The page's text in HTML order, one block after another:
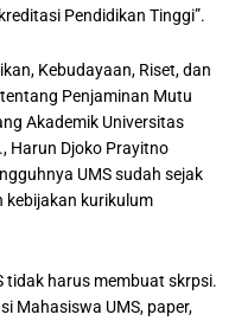
Pendidikan Tinggi”.
Kebudayaan, Riset, dan
Penjaminan Mutu
Akademik Universitas
Harun Djoko Prayitno
UMS sudah sejak
kebijakan kurikulum
tidak harus membuat skrpsi.
Mahasiswa UMS, paper,